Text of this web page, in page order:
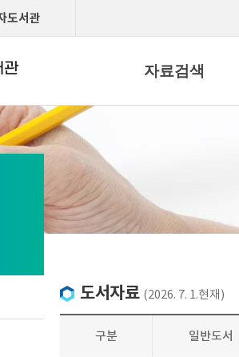
도서관
자료검색
도서자료 (2026. 7. 1.현재)
구분 일반도서